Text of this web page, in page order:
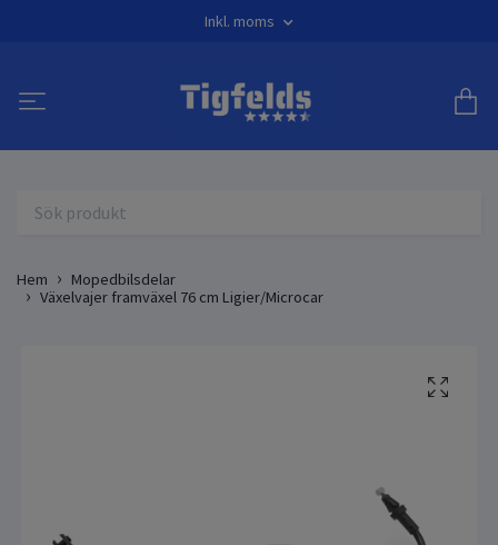
Inkl. moms
Hem
Mopedbilsdelar
Växelvajer framväxel 76 cm Ligier/Microcar